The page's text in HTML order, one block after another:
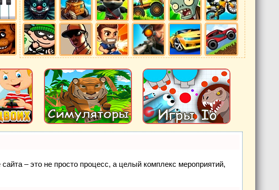
– это не просто процесс, а целый комплекс мероприятий,